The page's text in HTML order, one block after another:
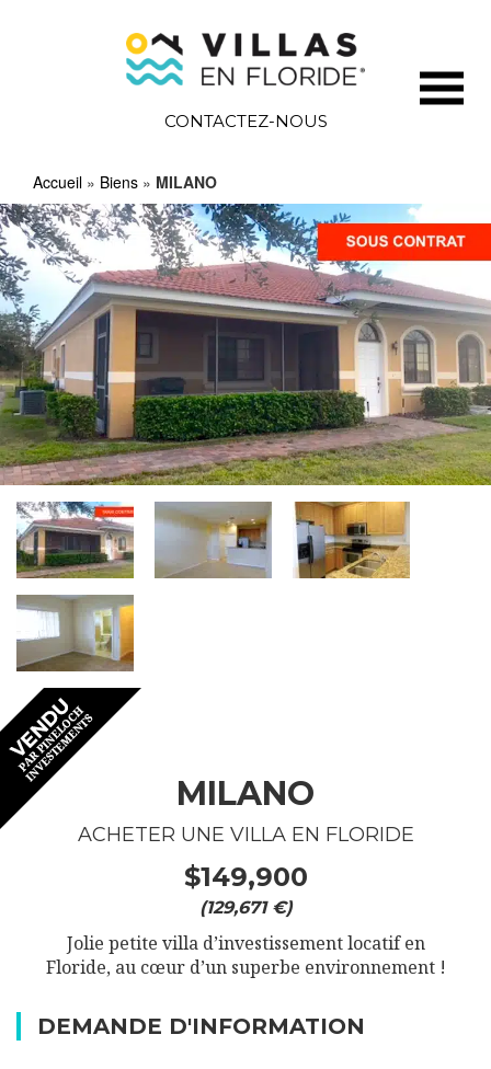
CONTACTEZ-NOUS
Accueil » Biens » MILANO
MILANO
ACHETER UNE VILLA EN FLORIDE
$149,900
(129,671 €)
Jolie petite villa d’investissement locatif en
Floride, au cœur d’un superbe environnement !
DEMANDE D'INFORMATION